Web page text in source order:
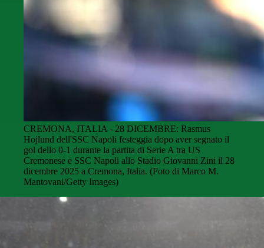
CREMONA, ITALIA - 28 DICEMBRE: Rasmus
Hojlund dell'SSC Napoli festeggia dopo aver segnato il
gol dello 0-1 durante la partita di Serie A tra US
Cremonese e SSC Napoli allo Stadio Giovanni Zini il 28
dicembre 2025 a Cremona, Italia. (Foto di Marco M.
Mantovani/Getty Images)